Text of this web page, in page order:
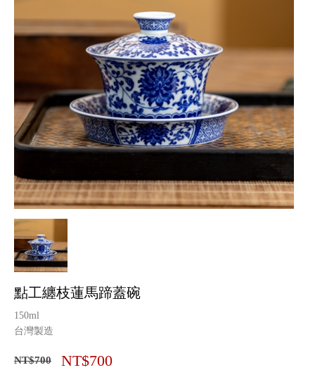
點工纏枝蓮馬蹄蓋碗
150ml
台灣製造
NT$700 NT$700